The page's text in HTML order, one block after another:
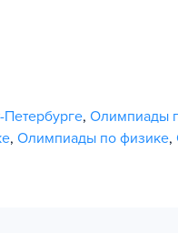
, Олимпиады
, Олимпиады по физике,